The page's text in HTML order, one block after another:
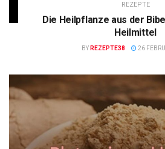
REZEPTE
Die Heilpflanze aus der
Heilmittel
BY REZEPTE38 26